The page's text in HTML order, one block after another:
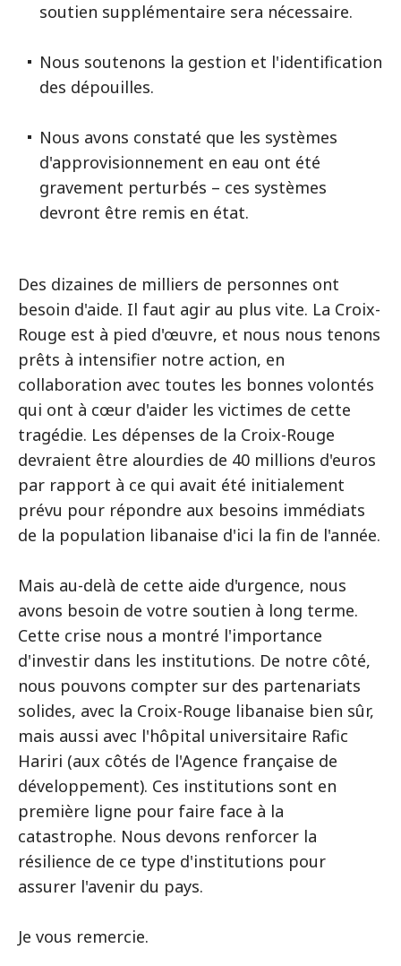
soutien supplémentaire sera nécessaire.
Nous soutenons la gestion et l'identification
des dépouilles.
Nous avons constaté que les systèmes
d'approvisionnement en eau ont été
gravement perturbés – ces systèmes
devront être remis en état.
Des dizaines de milliers de personnes ont
besoin d'aide. Il faut agir au plus vite. La Croix-
Rouge est à pied d'œuvre, et nous nous tenons
prêts à intensifier notre action, en
collaboration avec toutes les bonnes volontés
qui ont à cœur d'aider les victimes de cette
tragédie. Les dépenses de la Croix-Rouge
devraient être alourdies de 40 millions d'euros
par rapport à ce qui avait été initialement
prévu pour répondre aux besoins immédiats
de la population libanaise d'ici la fin de l'année.
Mais au-delà de cette aide d'urgence, nous
avons besoin de votre soutien à long terme.
Cette crise nous a montré l'importance
d'investir dans les institutions. De notre côté,
nous pouvons compter sur des partenariats
solides, avec la Croix-Rouge libanaise bien sûr,
mais aussi avec l'hôpital universitaire Rafic
Hariri (aux côtés de l'Agence française de
développement). Ces institutions sont en
première ligne pour faire face à la
catastrophe. Nous devons renforcer la
résilience de ce type d'institutions pour
assurer l'avenir du pays.
Je vous remercie.